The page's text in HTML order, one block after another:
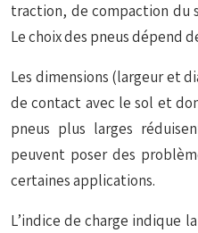
traction, de compaction du
Le choix des pneus dépend
Les dimensions (largeur et
de contact avec le sol et
pneus plus larges
peuvent poser des
certaines applications.
L’indice de charge indique